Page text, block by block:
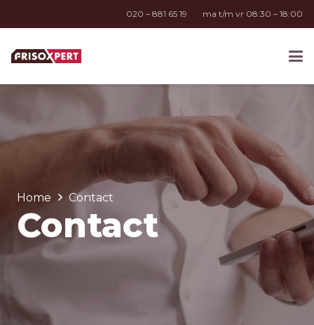
020 – 881 65 19 ma t/m vr 08:30 – 18:00
Home Contact
Contact